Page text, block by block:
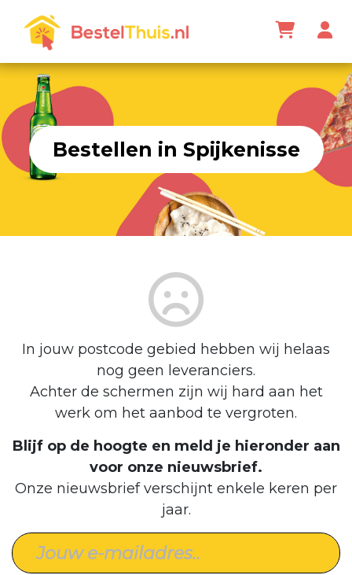
Bestellen in Spijkenisse
In jouw postcode gebied hebben wij helaas
nog geen leveranciers.
Achter de schermen zijn wij hard aan het
werk om het aanbod te vergroten.
Blijf op de hoogte en meld je hieronder aan
voor onze nieuwsbrief.
Onze nieuwsbrief verschijnt enkele keren per
jaar.